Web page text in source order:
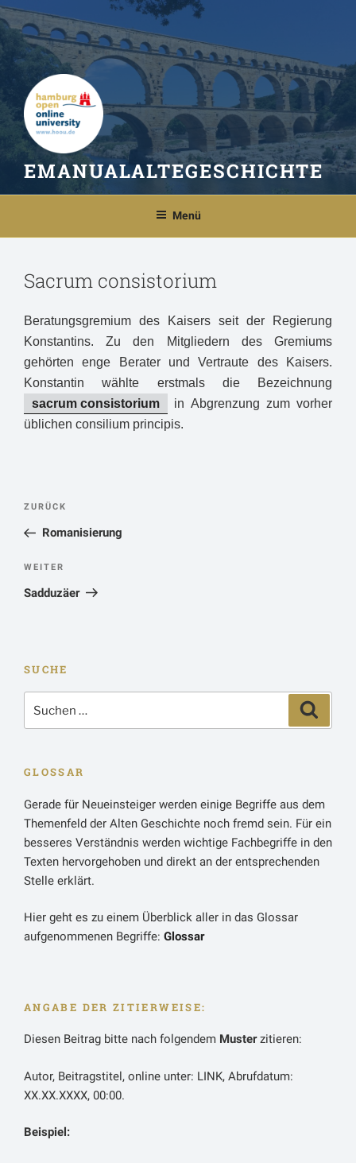
Zum
Inhalt
springen
EMANUALALTEGESCHICHTE
Menü
Sacrum consistorium
Beratungsgremium des Kaisers seit der Regierung
Konstantins. Zu den Mitgliedern des Gremiums
gehörten enge Berater und Vertraute des Kaisers.
Konstantin wählte erstmals die Bezeichnung
sacrum consistorium
in Abgrenzung zum vorher
üblichen consilium principis.
Beitragsnavigation
Vorheriger
Beitrag
ZURÜCK
Romanisierung
Nächster
Beitrag
WEITER
Sadduzäer
SUCHE
nach:
GLOSSAR
Gerade für Neueinsteiger werden einige Begriffe aus dem
Themenfeld der Alten Geschichte noch fremd sein. Für ein
besseres Verständnis werden wichtige Fachbegriffe in den
Texten hervorgehoben und direkt an der entsprechenden
Stelle erklärt.
Hier geht es zu einem Überblick aller in das Glossar
aufgenommenen Begriffe: Glossar
ANGABE DER ZITIERWEISE:
Diesen Beitrag bitte nach folgendem Musterzitieren:
Autor, Beitragstitel, online unter: LINK, Abrufdatum:
XX.XX.XXXX, 00:00.
Beispiel: